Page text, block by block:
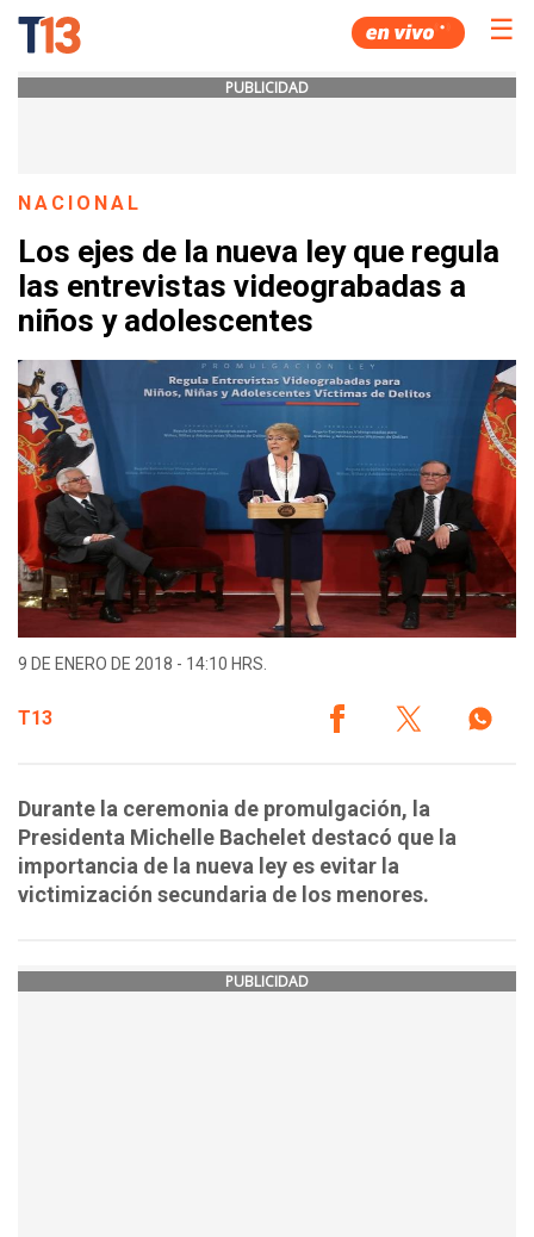
☰
PUBLICIDAD
NACIONAL
Los ejes de la nueva ley que regula
las entrevistas videograbadas a
niños y adolescentes
9 DE ENERO DE 2018 - 14:10 HRS.
T13
Durante la ceremonia de promulgación, la
Presidenta Michelle Bachelet destacó que la
importancia de la nueva ley es evitar la
victimización secundaria de los menores.
PUBLICIDAD